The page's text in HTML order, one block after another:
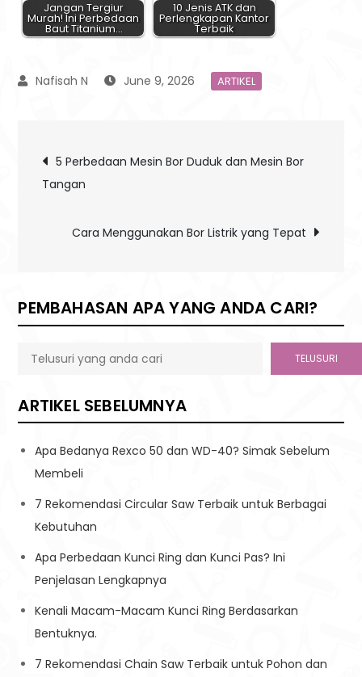
Jangan Tergiur
Murah! Ini Perbedaan
Baut Titanium…
10 Jenis ATK dan
Perlengkapan Kantor
Terbaik
June 9, 2026 ARTIKEL
Post
navigation
5 Perbedaan Mesin Bor Duduk dan Mesin Bor
Tangan
Cara Menggunakan Bor Listrik yang Tepat
PEMBAHASAN APA YANG ANDA CARI?
TELUSURI
ARTIKEL SEBELUMNYA
Apa Bedanya Rexco 50 dan WD-40? Simak Sebelum
Membeli
7 Rekomendasi Circular Saw Terbaik untuk Berbagai
Kebutuhan
Apa Perbedaan Kunci Ring dan Kunci Pas? Ini
Penjelasan Lengkapnya
Kenali Macam-Macam Kunci Ring Berdasarkan
Bentuknya.
7 Rekomendasi Chain Saw Terbaik untuk Pohon dan